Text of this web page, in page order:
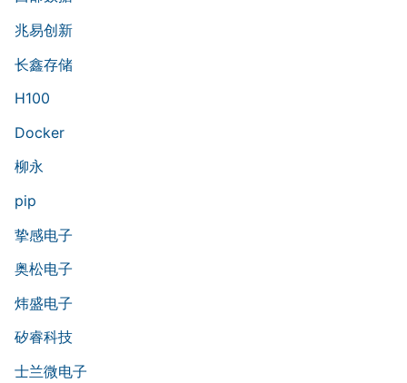
兆易创新
长鑫存储
H100
Docker
柳永
pip
挚感电子
奥松电子
炜盛电子
矽睿科技
士兰微电子